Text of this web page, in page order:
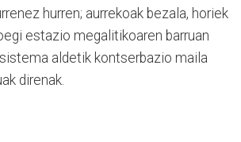
hurren; aurrekoak bezala, horiek
estazio megalitikoaren barruan
aldetik kontserbazio maila
direnak.